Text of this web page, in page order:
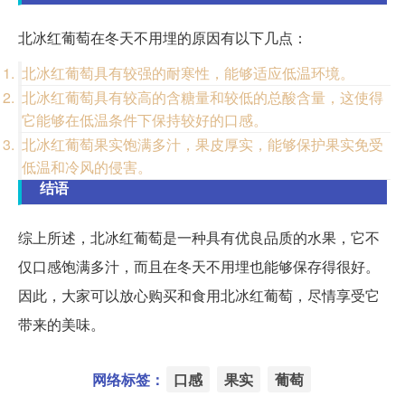
北冰红葡萄在冬天不用埋的原因有以下几点：
北冰红葡萄具有较强的耐寒性，能够适应低温环境。
北冰红葡萄具有较高的含糖量和较低的总酸含量，这使得
它能够在低温条件下保持较好的口感。
北冰红葡萄果实饱满多汁，果皮厚实，能够保护果实免受
低温和冷风的侵害。
结语
综上所述，北冰红葡萄是一种具有优良品质的水果，它不
仅口感饱满多汁，而且在冬天不用埋也能够保存得很好。
因此，大家可以放心购买和食用北冰红葡萄，尽情享受它
带来的美味。
网络标签： 口感 果实 葡萄